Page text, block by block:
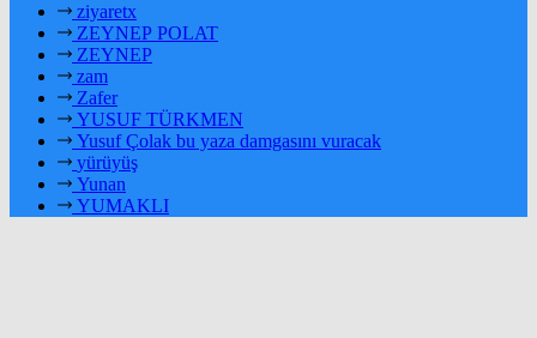
ziyaretx
ZEYNEP POLAT
ZEYNEP
zam
Zafer
YUSUF TÜRKMEN
Yusuf Çolak bu yaza damgasını vuracak
yürüyüş
Yunan
YUMAKLI